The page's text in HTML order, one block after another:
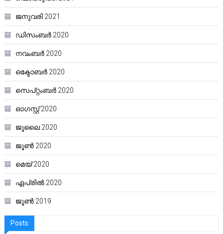
ജനുവരി 2021
ഡിസംബർ 2020
നവംബർ 2020
ഒക്ടോബർ 2020
സെപ്റ്റംബർ 2020
ഓഗസ്റ്റ്‌ 2020
ജൂലൈ 2020
ജൂൺ 2020
മെയ്‌ 2020
ഏപ്രിൽ 2020
ജൂൺ 2019
Posts